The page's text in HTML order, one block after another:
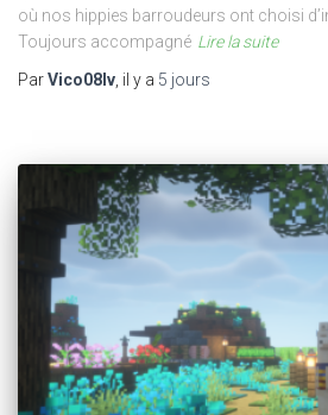
où nos hippies barroudeurs ont choisi
Toujours accompagné Lire la suite
ParVico08lv , il y a 5 jours